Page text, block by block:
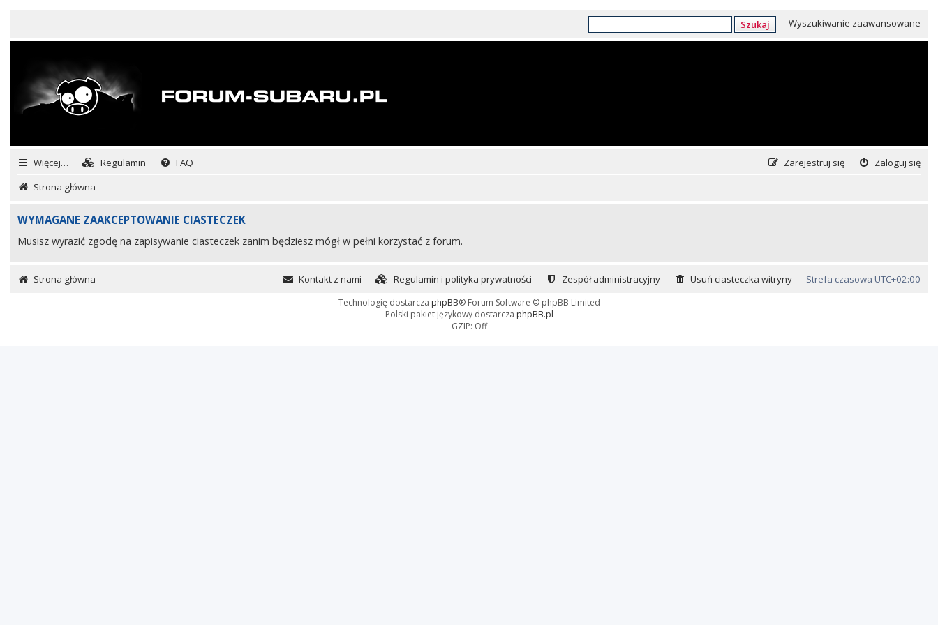
Szukaj Wyszukiwanie zaawansowane
Więcej… Regulamin FAQ Zaloguj się
Zarejestruj się
Strona główna
WYMAGANE ZAAKCEPTOWANIE CIASTECZEK
Musisz wyrazić zgodę na zapisywanie ciasteczek zanim będziesz mógł w pełni korzystać z forum.
Strona główna Strefa czasowa UTC+02:00
Usuń ciasteczka witryny
Zespół administracyjny
Regulamin i polityka prywatności
Kontakt z nami
Technologię dostarcza phpBB® Forum Software © phpBB Limited
Polski pakiet językowy dostarcza phpBB.pl
GZIP: Off